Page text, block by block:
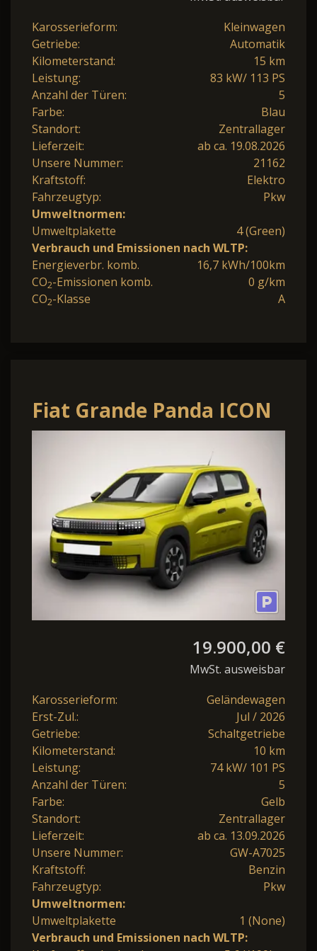
Karosserieform:
Kleinwagen
Getriebe:
Automatik
Kilometerstand:
15 km
Leistung:
83 kW/ 113 PS
Anzahl der Türen:
5
Farbe:
Blau
Standort:
Zentrallager
Lieferzeit:
ab ca. 19.08.2026
Unsere Nummer:
21162
Kraftstoff:
Elektro
Fahrzeugtyp:
Pkw
Umweltnormen:
Umweltplakette
4 (Green)
Verbrauch und Emissionen nach WLTP:
Energieverbr. komb.
16,7 kWh/100km
CO2-Emissionen komb.
0 g/km
CO2-Klasse A
Fiat Grande Panda ICON
CarPlay PixelLED PDC
DigC Temp
19.900,00 €
MwSt. ausweisbar
Karosserieform:
Geländewagen
Erst-Zul.:
Jul / 2026
Getriebe:
Schaltgetriebe
Kilometerstand:
10 km
Leistung:
74 kW/ 101 PS
Anzahl der Türen:
5
Farbe:
Gelb
Standort:
Zentrallager
Lieferzeit:
ab ca. 13.09.2026
Unsere Nummer:
GW-A7025
Kraftstoff:
Benzin
Fahrzeugtyp:
Pkw
Umweltnormen:
Umweltplakette
1 (None)
Verbrauch und Emissionen nach WLTP: